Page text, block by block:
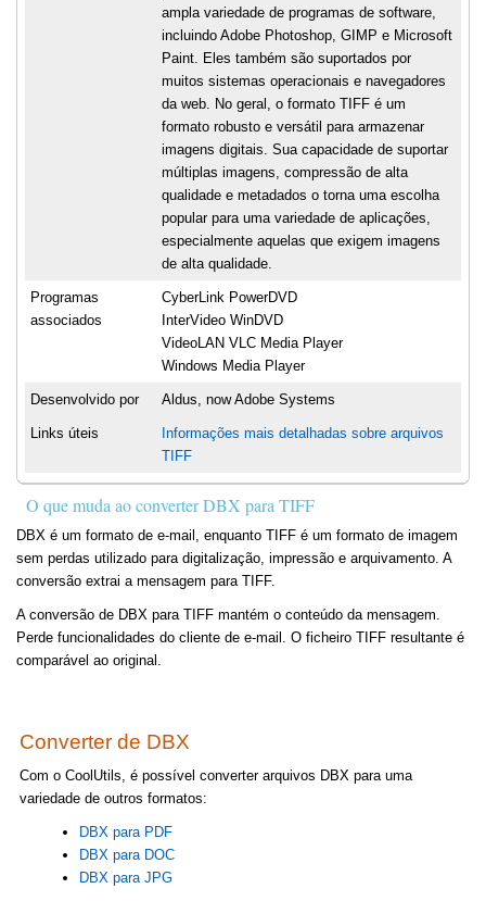
ampla variedade de programas de software,
incluindo Adobe Photoshop, GIMP e Microsoft
Paint. Eles também são suportados por
muitos sistemas operacionais e navegadores
da web. No geral, o formato TIFF é um
formato robusto e versátil para armazenar
imagens digitais. Sua capacidade de suportar
múltiplas imagens, compressão de alta
qualidade e metadados o torna uma escolha
popular para uma variedade de aplicações,
especialmente aquelas que exigem imagens
de alta qualidade.
Programas
associados
CyberLink PowerDVD
InterVideo WinDVD
VideoLAN VLC Media Player
Windows Media Player
Desenvolvido por Aldus, now Adobe Systems
Links úteis
Informações mais detalhadas sobre arquivos
TIFF
O que muda ao converter DBX para TIFF
DBX é um formato de e-mail, enquanto TIFF é um formato de imagem
sem perdas utilizado para digitalização, impressão e arquivamento. A
conversão extrai a mensagem para TIFF.
A conversão de DBX para TIFF mantém o conteúdo da mensagem.
Perde funcionalidades do cliente de e-mail. O ficheiro TIFF resultante é
comparável ao original.
Converter de DBX
Com o CoolUtils, é possível converter arquivos DBX para uma
variedade de outros formatos:
DBX para PDF
DBX para DOC
DBX para JPG